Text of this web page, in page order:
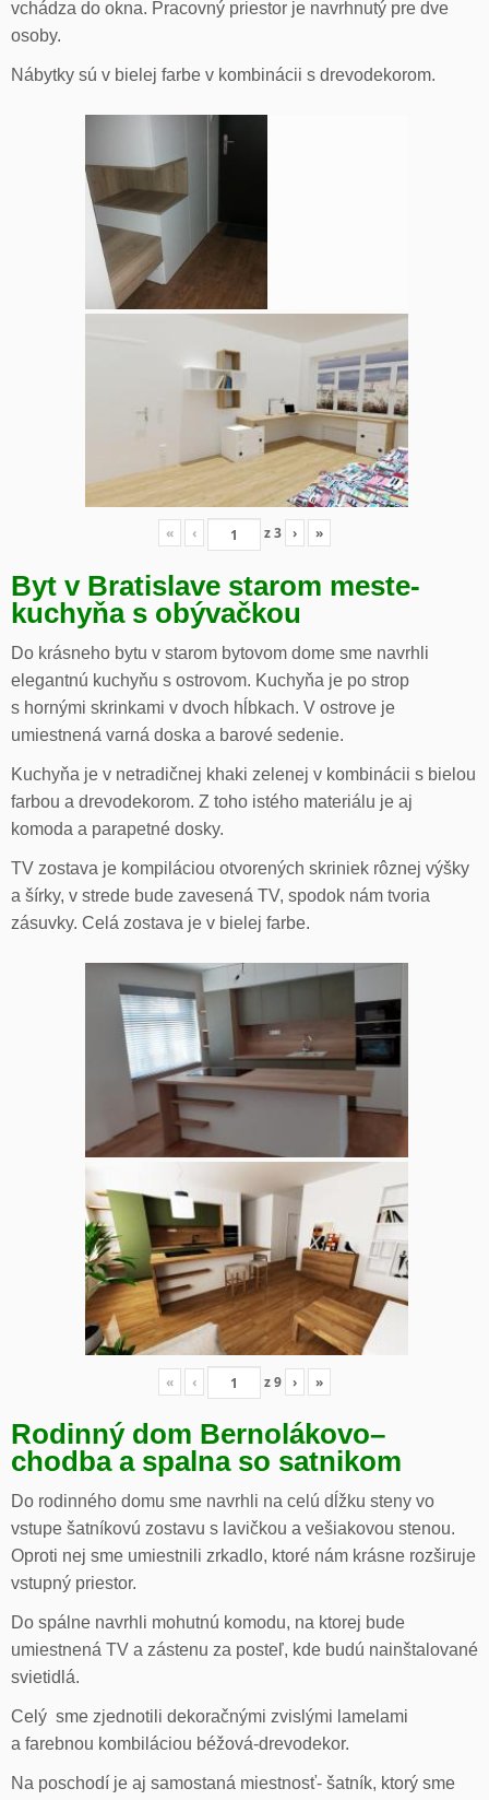
vchádza do okna. Pracovný priestor je navrhnutý pre dve
osoby.
Nábytky sú v bielej farbe v kombinácii s drevodekorom.
« ‹ z3 › »
Byt v Bratislave starom meste-
kuchyňa s obývačkou
Do krásneho bytu v starom bytovom dome sme navrhli
elegantnú kuchyňu s ostrovom. Kuchyňa je po strop
s hornými skrinkami v dvoch hĺbkach. V ostrove je
umiestnená varná doska a barové sedenie.
Kuchyňa je v netradičnej khaki zelenej v kombinácii s bielou
farbou a drevodekorom. Z toho istého materiálu je aj
komoda a parapetné dosky.
TV zostava je kompiláciou otvorených skriniek rôznej výšky
a šírky, v strede bude zavesená TV, spodok nám tvoria
zásuvky. Celá zostava je v bielej farbe.
« ‹ z9 › »
Rodinný dom Bernolákovo–
chodba a spalna so satnikom
Do rodinného domu sme navrhli na celú dĺžku steny vo
vstupe šatníkovú zostavu s lavičkou a vešiakovou stenou.
Oproti nej sme umiestnili zrkadlo, ktoré nám krásne rozširuje
vstupný priestor.
Do spálne navrhli mohutnú komodu, na ktorej bude
umiestnená TV a zástenu za posteľ, kde budú nainštalované
svietidlá.
Celý sme zjednotili dekoračnými zvislými lamelami
a farebnou kombiláciou béžová-drevodekor.
Na poschodí je aj samostaná miestnosť- šatník, ktorý sme